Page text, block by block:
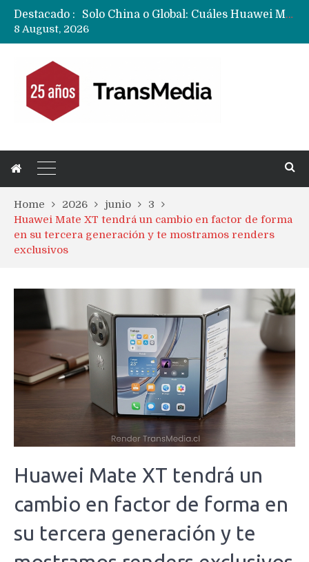
Destacado :
Data Centers de Huawei en Chile, México, Brasil,Perú y Argentina podrían verse afectados por arremetida de EE.UU
8 August, 2026
Home 2026 junio
3
Huawei Mate XT tendrá un cambio en factor de forma
en su tercera generación y te mostramos renders
exclusivos
Huawei Mate XT tendrá un
cambio en factor de forma en
su tercera generación y te